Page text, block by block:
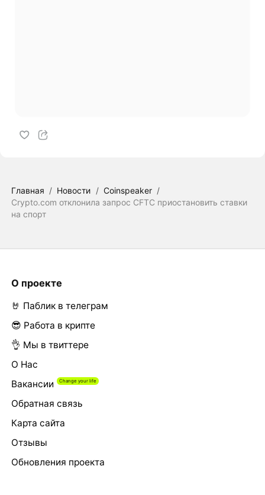
Главная / Новости / Coinspeaker /
Crypto.com отклонила запрос CFTC приостановить ставки
на спорт
О проекте
🤘 Паблик в телеграм
😎 Работа в крипте
👌 Мы в твиттере
О Нас
Вакансии
Обратная связь
Карта сайта
Отзывы
Обновления проекта